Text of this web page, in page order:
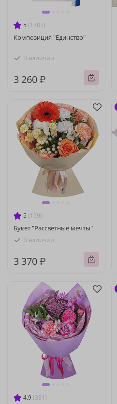
5 (1787)
Композиция "Единство"
В наличии
3 260 ₽
5 (159)
Букет "Рассветные мечты"
В наличии
3 370 ₽
4.9 (331)